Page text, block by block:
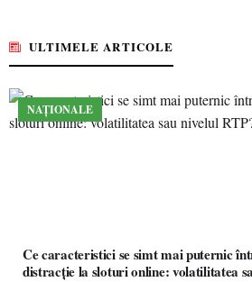
ULTIMELE ARTICOLE
NAȚIONALE
Ce caracteristici se simt mai puternic
distracție la sloturi online: volatilitatea